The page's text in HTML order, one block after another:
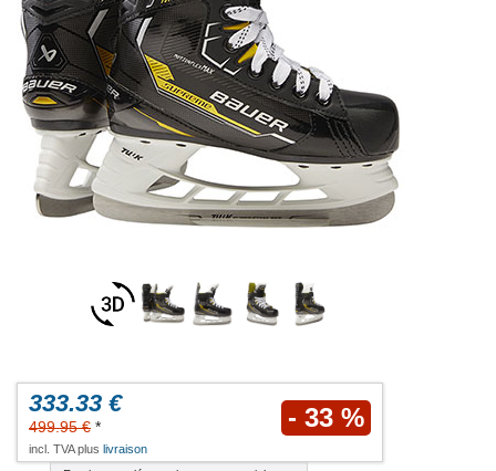
333.33 €
499.95 € * - 33 %
incl. TVA plus livraison